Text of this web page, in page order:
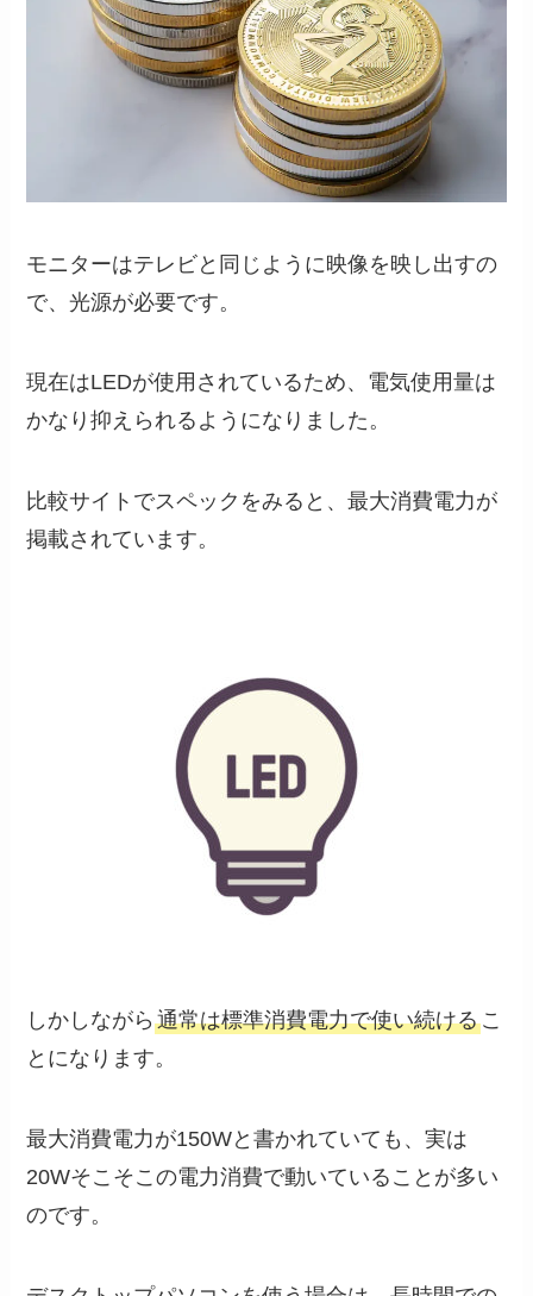
モニターはテレビと同じように映像を映し出すの
で、光源が必要です。
現在はLEDが使用されているため、電気使用量は
かなり抑えられるようになりました。
比較サイトでスペックをみると、最大消費電力が
掲載されています。
しかしながら通常は標準消費電力で使い続けるこ
とになります。
最大消費電力が150Wと書かれていても、実は
20Wそこそこの電力消費で動いていることが多い
のです。